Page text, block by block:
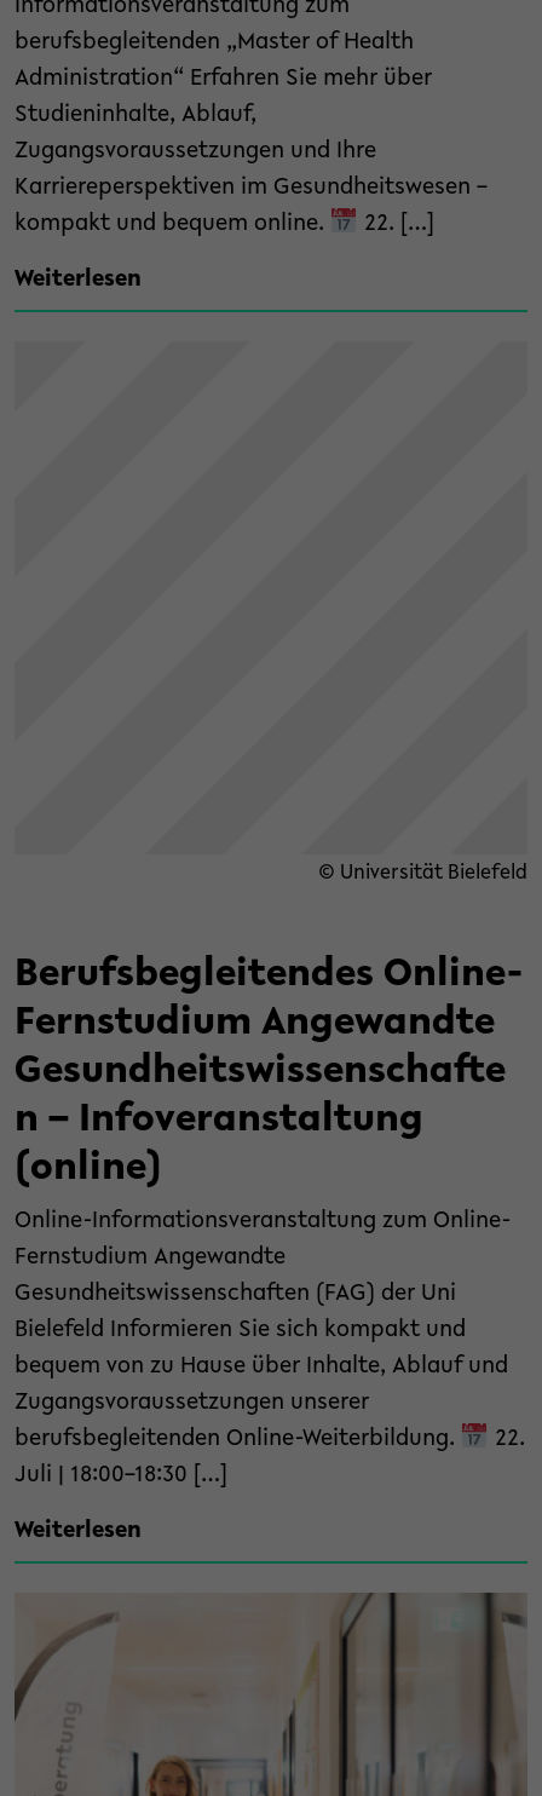
Informationsveranstaltung zum
berufsbegleitenden „Master of Health
Administration“ Erfahren Sie mehr über
Studieninhalte, Ablauf,
Zugangsvoraussetzungen und Ihre
Karriereperspektiven im Gesundheitswesen –
kompakt und bequem online.
22. […]
Weiterlesen
© Universität Bielefeld
Berufsbegleitendes Online-
Fernstudium Angewandte
Gesundheitswissenschafte
n – Infoveranstaltung
(online)
Online-Informationsveranstaltung zum Online-
Fernstudium Angewandte
Gesundheitswissenschaften (FAG) der Uni
Bielefeld Informieren Sie sich kompakt und
bequem von zu Hause über Inhalte, Ablauf und
Zugangsvoraussetzungen unserer
berufsbegleitenden Online-Weiterbildung.
22.
Juli | 18:00–18:30 […]
Weiterlesen